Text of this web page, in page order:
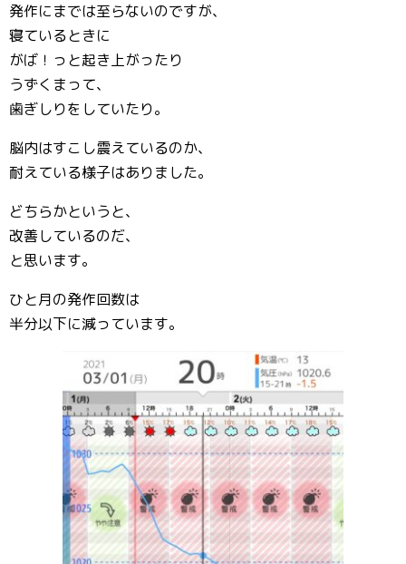
発作にまでは至らないのですが、
寝ているときに
がば！っと起き上がったり
うずくまって、
歯ぎしりをしていたり。
脳内はすこし震えているのか、
耐えている様子はありました。
どちらかというと、
改善しているのだ、
と思います。
ひと月の発作回数は
半分以下に減っています。